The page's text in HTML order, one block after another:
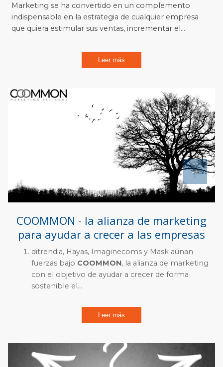
Marketing se ha convertido en un complemento
indispensable en la estrategia de cualquier empresa
que quiera estimular sus ventas, incrementar el...
Leer más
COOMMON - la alianza de marketing
para ayudar a crecer a las empresas
ditrendia, Hayas, Imaginecoms y Mask aúnan
fuerzas bajo COOMMON, la alianza de marketing
con el objetivo de ayudar a crecer de forma
sostenible el...
Leer más